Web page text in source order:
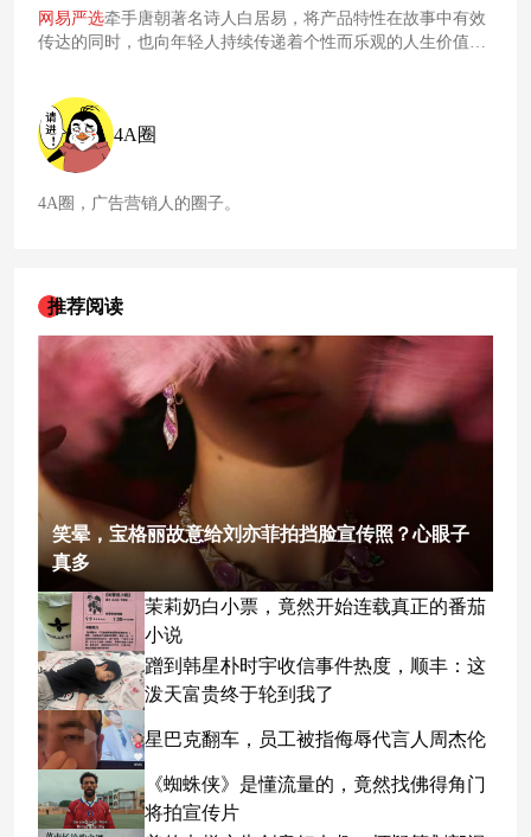
网易严选牵手唐朝著名诗人白居易，将产品特性在故事中有效
传达的同时，也向年轻人持续传递着个性而乐观的人生价值
4A圈
4A圈，广告营销人的圈子。
推荐阅读
笑晕，宝格丽故意给刘亦菲拍挡脸宣传照？心眼子
真多
茉莉奶白小票，竟然开始连载真正的番茄
小说
蹭到韩星朴时宇收信事件热度，顺丰：这
泼天富贵终于轮到我了
星巴克翻车，员工被指侮辱代言人周杰伦
《蜘蛛侠》是懂流量的，竟然找佛得角门
将拍宣传片